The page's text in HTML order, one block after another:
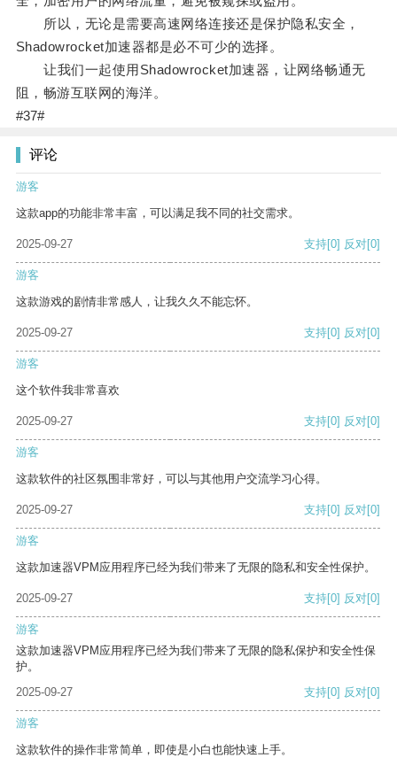
所以，无论是需要高速网络连接还是保护隐私安全，
Shadowrocket加速器都是必不可少的选择。
让我们一起使用Shadowrocket加速器，让网络畅通无
阻，畅游互联网的海洋。
#37#
评论
游客
这款app的功能非常丰富，可以满足我不同的社交需求。
2025-09-27 支持[0] 反对[0]
游客
这款游戏的剧情非常感人，让我久久不能忘怀。
2025-09-27 支持[0] 反对[0]
游客
这个软件我非常喜欢
2025-09-27 支持[0] 反对[0]
游客
这款软件的社区氛围非常好，可以与其他用户交流学习心得。
2025-09-27 支持[0] 反对[0]
游客
这款加速器VPM应用程序已经为我们带来了无限的隐私和安全性保护。
2025-09-27 支持[0] 反对[0]
游客
这款加速器VPM应用程序已经为我们带来了无限的隐私保护和安全性保
护。
2025-09-27
支持[0] 反对[0]
游客
这款软件的操作非常简单，即使是小白也能快速上手。